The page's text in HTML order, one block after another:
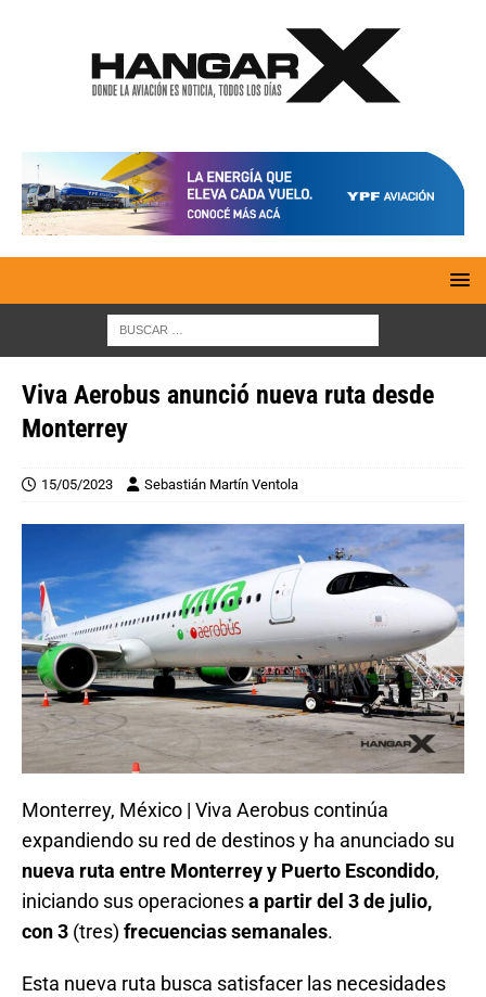
Viva Aerobus anunció nueva ruta desde
Monterrey
15/05/2023 Sebastián Martín Ventola
Monterrey, México | Viva Aerobus continúa
expandiendo su red de destinos y ha anunciado su
nueva ruta entre Monterrey y Puerto Escondido,
iniciando sus operacionesa partir del 3 de julio,
con 3 (tres) frecuencias semanales.
Esta nueva ruta busca satisfacer las necesidades